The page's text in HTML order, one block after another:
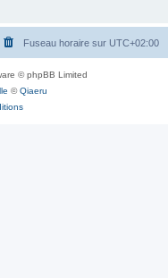
Fuseau horaire sur UTC+02:00
© phpBB Limited
©Qiaeru